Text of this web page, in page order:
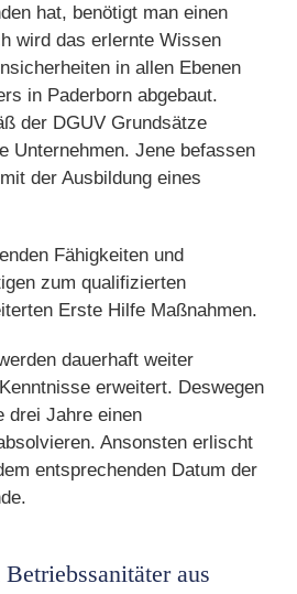
hat, benötigt man einen
wird das erlernte Wissen
in allen Ebenen
in Paderborn abgebaut.
der DGUV Grundsätze
Unternehmen. Jene befassen
der Ausbildung eines
Fähigkeiten und
zum qualifizierten
Erste Hilfe Maßnahmen.
dauerhaft weiter
erweitert. Deswegen
drei Jahre einen
Ansonsten erlischt
entsprechenden Datum der
aus